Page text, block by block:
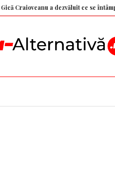
a dezvăluit ce se întâmpla cu